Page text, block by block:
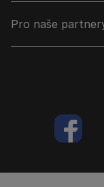
Pro naše